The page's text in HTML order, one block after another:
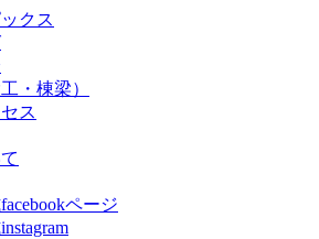
クス
・棟梁）
ス
ページ